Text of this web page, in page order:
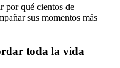
por qué cientos de
sus momentos más
toda la vida